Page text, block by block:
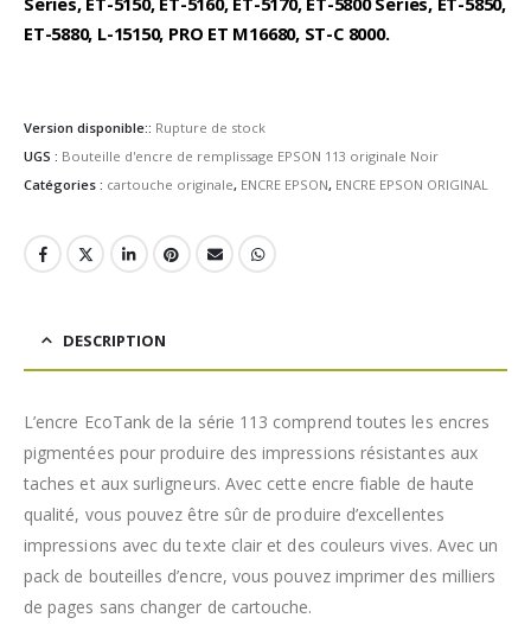
ET-5880, L-15150, PRO ET M16680, ST-C 8000.
Version disponible:: Rupture de stock
UGS : Bouteille d'encre de remplissage EPSON 113 originale Noir
Catégories : cartouche originale, ENCRE EPSON, ENCRE EPSON ORIGINAL
DESCRIPTION
L’encre EcoTank de la série 113 comprend toutes les encres
pigmentées pour produire des impressions résistantes aux
taches et aux surligneurs. Avec cette encre fiable de haute
qualité, vous pouvez être sûr de produire d’excellentes
impressions avec du texte clair et des couleurs vives. Avec un
pack de bouteilles d’encre, vous pouvez imprimer des milliers
de pages sans changer de cartouche.